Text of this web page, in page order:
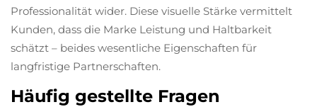
Professionalität wider. Diese visuelle Stärke vermittelt
Kunden, dass die Marke Leistung und Haltbarkeit
schätzt – beides wesentliche Eigenschaften für
langfristige Partnerschaften.
Häufig gestellte Fragen